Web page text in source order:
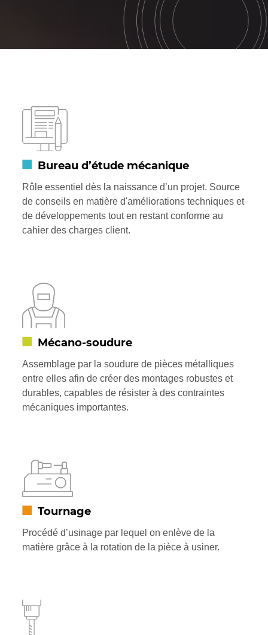
Bureau d’étude mécanique
Rôle essentiel dès la naissance d’un projet. Source
de conseils en matière d'améliorations techniques et
de développements tout en restant conforme au
cahier des charges client.
Mécano-soudure
Assemblage par la soudure de pièces métalliques
entre elles afin de créer des montages robustes et
durables, capables de résister à des contraintes
mécaniques importantes.
Tournage
Procédé d’usinage par lequel on enlève de la
matière grâce à la rotation de la pièce à usiner.